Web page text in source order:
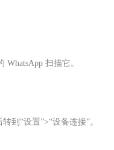
扫描它。
到“设置”>“设备连接”。